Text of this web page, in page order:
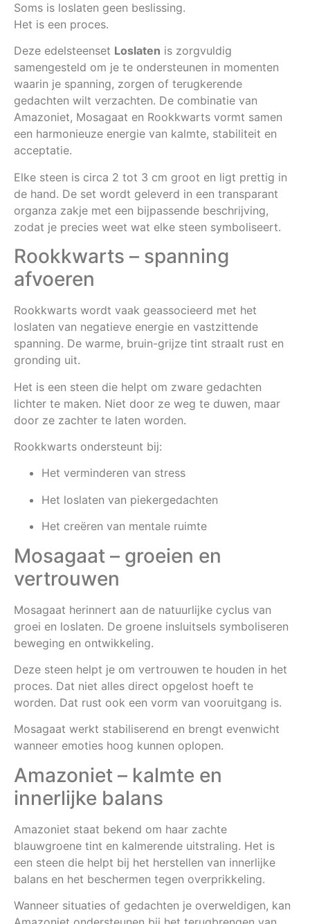
Soms is loslaten geen beslissing.
Het is een proces.
Deze edelsteenset Loslaten is zorgvuldig
samengesteld om je te ondersteunen in momenten
waarin je spanning, zorgen of terugkerende
gedachten wilt verzachten. De combinatie van
Amazoniet, Mosagaat en Rookkwarts vormt samen
een harmonieuze energie van kalmte, stabiliteit en
acceptatie.
Elke steen is circa 2 tot 3 cm groot en ligt prettig in
de hand. De set wordt geleverd in een transparant
organza zakje met een bijpassende beschrijving,
zodat je precies weet wat elke steen symboliseert.
Rookkwarts – spanning
afvoeren
Rookkwarts wordt vaak geassocieerd met het
loslaten van negatieve energie en vastzittende
spanning. De warme, bruin-grijze tint straalt rust en
gronding uit.
Het is een steen die helpt om zware gedachten
lichter te maken. Niet door ze weg te duwen, maar
door ze zachter te laten worden.
Rookkwarts ondersteunt bij:
Het verminderen van stress
Het loslaten van piekergedachten
Het creëren van mentale ruimte
Mosagaat – groeien en
vertrouwen
Mosagaat herinnert aan de natuurlijke cyclus van
groei en loslaten. De groene insluitsels symboliseren
beweging en ontwikkeling.
Deze steen helpt je om vertrouwen te houden in het
proces. Dat niet alles direct opgelost hoeft te
worden. Dat rust ook een vorm van vooruitgang is.
Mosagaat werkt stabiliserend en brengt evenwicht
wanneer emoties hoog kunnen oplopen.
Amazoniet – kalmte en
innerlijke balans
Amazoniet staat bekend om haar zachte
blauwgroene tint en kalmerende uitstraling. Het is
een steen die helpt bij het herstellen van innerlijke
balans en het beschermen tegen overprikkeling.
Wanneer situaties of gedachten je overweldigen, kan